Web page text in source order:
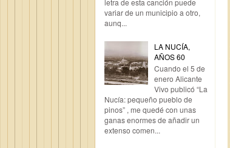
letra de esta canción puede
variar de un municipio a otro,
aunq...
LA NUCÍA,
AÑOS 60
Cuando el 5 de
enero Alicante
Vivo publicó “La
Nucía: pequeño pueblo de
pinos” , me quedé con unas
ganas enormes de añadir un
extenso comen...